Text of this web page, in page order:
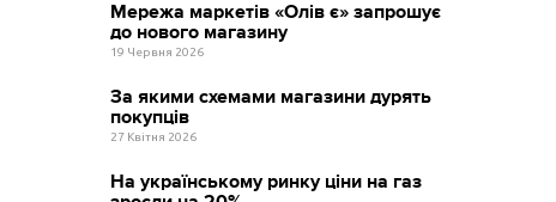
Мережа маркетів «Олів є» запрошує
до нового магазину
19 Червня 2026
За якими схемами магазини дурять
покупців
27 Квітня 2026
На українському ринку ціни на газ